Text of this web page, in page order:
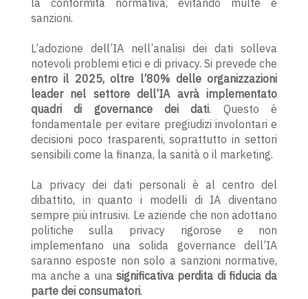
la conformità normativa, evitando multe e
sanzioni.
L’adozione dell’IA nell’analisi dei dati solleva
notevoli problemi etici e di privacy. Si prevede che
entro il 2025, oltre l’80% delle organizzazioni
leader nel settore dell’IA avrà implementato
quadri di governance dei dati. Questo è
fondamentale per evitare pregiudizi involontari e
decisioni poco trasparenti, soprattutto in settori
sensibili come la finanza, la sanità o il marketing.
La privacy dei dati personali è al centro del
dibattito, in quanto i modelli di IA diventano
sempre più intrusivi. Le aziende che non adottano
politiche sulla privacy rigorose e non
implementano una solida governance dell’IA
saranno esposte non solo a sanzioni normative,
ma anche a una significativa perdita di fiducia da
parte dei consumatori.